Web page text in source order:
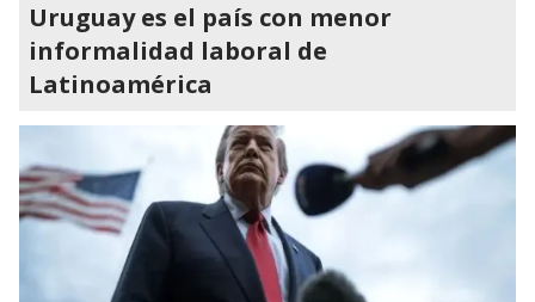
Uruguay es el país con menor
informalidad laboral de
Latinoamérica